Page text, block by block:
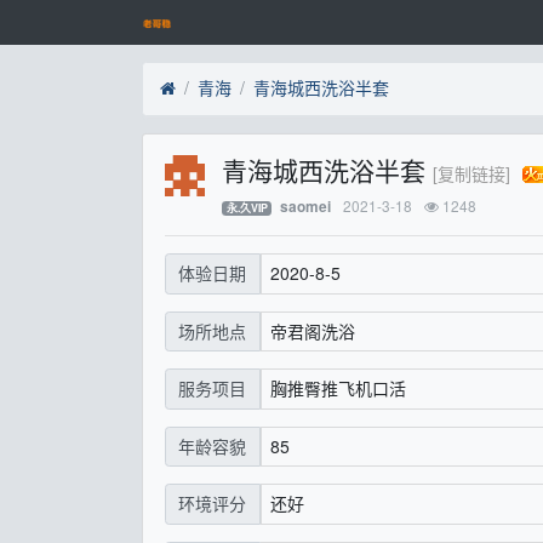
青海 青海城西洗浴半套
青海城西洗浴半套 [复制链接]
永.久VIP saomei 2021-3-18 1248
体验日期 2020-8-5
场所地点 帝君阁洗浴
服务项目 胸推臀推飞机口活
年龄容貌 85
环境评分 还好